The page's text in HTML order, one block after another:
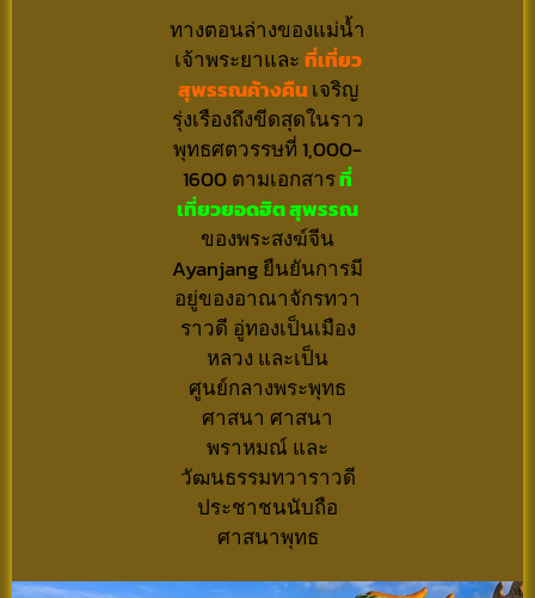
ทางตอนล่างของแม่น้ำ
เจ้าพระยาและที่เที่ยว
สุพรรณค้างคืนเจริญ
รุ่งเรืองถึงขีดสุดในราว
พุทธศตวรรษที่ 1,000-
1600 ตามเอกสารที่
เที่ยวยอดฮิต สุพรรณ
ของพระสงฆ์จีน
Ayanjang ยืนยันการมี
อยู่ของอาณาจักรทวา
ราวดี อู่ทองเป็นเมือง
หลวง และเป็น
ศูนย์กลางพระพุทธ
ศาสนา ศาสนา
พราหมณ์ และ
วัฒนธรรมทวาราวดี
ประชาชนนับถือ
ศาสนาพุทธ